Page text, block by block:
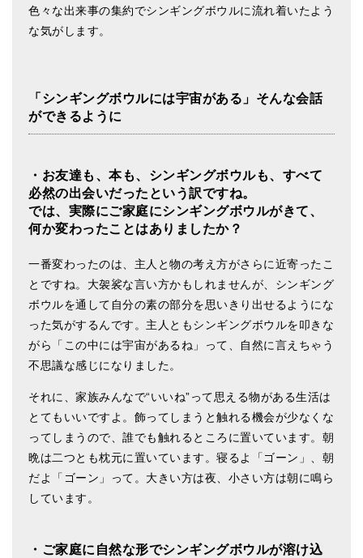
色々な出来事の集約でシンギングボウルに流れ着いたよう
な気がします。
「シンギングボウルには宇宙がある」そんな会話
ができるように
・お友達も、本も、シンギングボウルも、すべて
必然の出会いだったという訳ですね。
では、実際にご家庭にシンギングボウルがきて、
何か変わったことはありましたか？
一番変わったのは、主人と物の考え方がさらに近寄ったこ
とですね。大袈裟な言い方かもしれませんが、シンギング
ボウルを通して自分の素の部分を思いきり出せるようにな
った気がするんです。主人ともシンギングボウルを叩きな
がら「この中には宇宙があるね」って、自然に言えちゃう
不思議な感じになりました。
それに、家族みんなで“いいね”って思える物がある生活は
とてもいいですよ。飾ってしまうと触れる機会が少なくな
ってしまうので、誰でも触れるところに置いています。朝
晩は二つとも枕元に置いています。寝るよ「ゴーン」、朝
だよ「ゴーン」って。大きい方は夜、小さい方は朝に鳴ら
しています。
・ご家庭に自然な形でシンギングボウルが溶け込